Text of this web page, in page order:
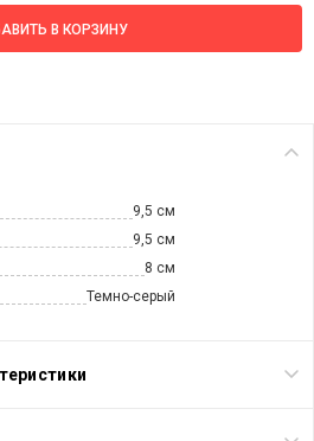
В КОРЗИНУ
9,5 см
9,5 см
8 см
Темно-серый